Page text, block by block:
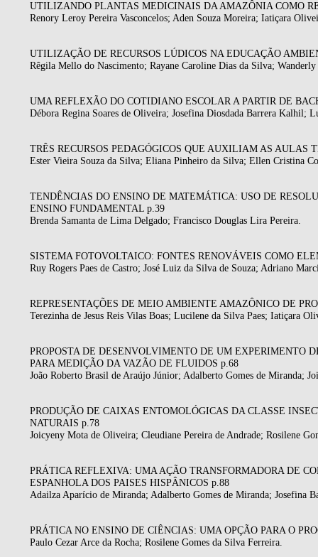
UTILIZANDO PLANTAS MEDICINAIS DA AMAZÔNIA COMO
Renory Leroy Pereira Vasconcelos; Aden Souza Moreira; Iatiçara
UTILIZAÇÃO DE RECURSOS LÚDICOS NA EDUCAÇÃO
Rêgila Mello do Nascimento; Rayane Caroline Dias da Silva; Wanderly
UMA REFLEXÃO DO COTIDIANO ESCOLAR A PARTIR DE
Débora Regina Soares de Oliveira; Josefina Diosdada Barrera Kalhil;
TRÊS RECURSOS PEDAGÓGICOS QUE AUXILIAM AS
Ester Vieira Souza da Silva; Eliana Pinheiro da Silva; Ellen Cristina
TENDÊNCIAS DO ENSINO DE MATEMÁTICA: USO DE
ENSINO FUNDAMENTAL p.39
Brenda Samanta de Lima Delgado; Francisco Douglas Lira Pereira.
SISTEMA FOTOVOLTAICO: FONTES RENOVÁVEIS COMO
Ruy Rogers Paes de Castro; José Luiz da Silva de Souza; Adriano
REPRESENTAÇÕES DE MEIO AMBIENTE AMAZÔNICO DE
Terezinha de Jesus Reis Vilas Boas; Lucilene da Silva Paes; Iatiçara
PROPOSTA DE DESENVOLVIMENTO DE UM EXPERIMENTO
PARA MEDIÇÃO DA VAZÃO DE FLUIDOS p.68
João Roberto Brasil de Araújo Júnior; Adalberto Gomes de Miranda;
PRODUÇÃO DE CAIXAS ENTOMOLÓGICAS DA CLASSE
NATURAIS p.78
Joicyeny Mota de Oliveira; Cleudiane Pereira de Andrade; Rosilene
PRÁTICA REFLEXIVA: UMA AÇÃO TRANSFORMADORA DE
ESPANHOLA DOS PAISES HISPÂNICOS p.88
Adailza Aparício de Miranda; Adalberto Gomes de Miranda; Josefina
PRÁTICA NO ENSINO DE CIÊNCIAS: UMA OPÇÃO PARA O
Paulo Cezar Arce da Rocha; Rosilene Gomes da Silva Ferreira.